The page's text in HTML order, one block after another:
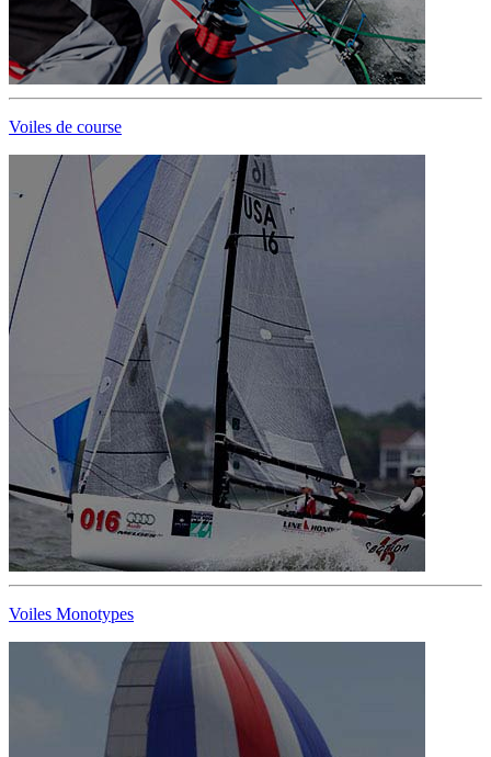
Voiles de course
Voiles Monotypes